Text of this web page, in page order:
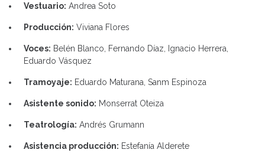
Vestuario: Andrea Soto
Producción: Viviana Flores
Voces: Belén Blanco, Fernando Díaz, Ignacio Herrera,
Eduardo Vásquez
Tramoyaje: Eduardo Maturana, Sanm Espinoza
Asistente sonido: Monserrat Oteiza
Teatrología: Andrés Grumann
Asistencia producción: Estefanía Alderete